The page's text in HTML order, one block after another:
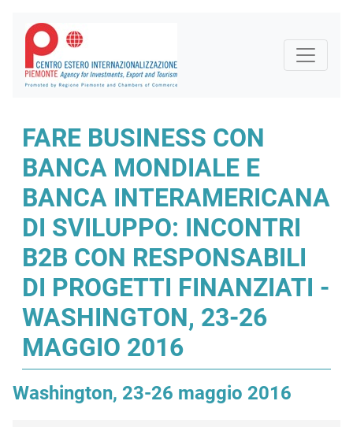
FARE BUSINESS CON
BANCA MONDIALE E
BANCA INTERAMERICANA
DI SVILUPPO: INCONTRI
B2B CON RESPONSABILI
DI PROGETTI FINANZIATI -
WASHINGTON, 23-26
MAGGIO 2016
Washington, 23-26 maggio 2016